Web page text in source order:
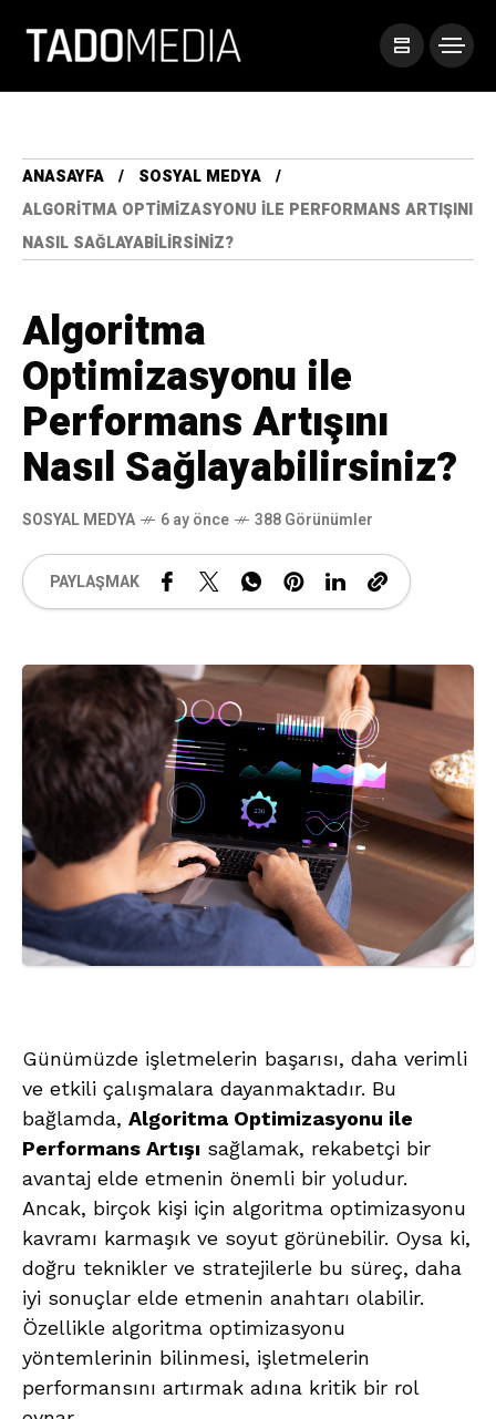
ANASAYFA
SOSYAL MEDYA
ALGORITMA OPTIMIZASYONU ILE PERFORMANS ARTIŞINI
NASIL SAĞLAYABILIRSINIZ?
Algoritma
Optimizasyonu ile
Performans Artışını
Nasıl Sağlayabilirsiniz?
SOSYAL MEDYA 6 ay önce 388 Görünümler
PAYLAŞMAK
Günümüzde işletmelerin başarısı, daha verimli
ve etkili çalışmalara dayanmaktadır. Bu
bağlamda, Algoritma Optimizasyonu ile
Performans Artışı sağlamak, rekabetçi bir
avantaj elde etmenin önemli bir yoludur.
Ancak, birçok kişi için algoritma optimizasyonu
kavramı karmaşık ve soyut görünebilir. Oysa ki,
doğru teknikler ve stratejilerle bu süreç, daha
iyi sonuçlar elde etmenin anahtarı olabilir.
Özellikle algoritma optimizasyonu
yöntemlerinin bilinmesi, işletmelerin
performansını artırmak adına kritik bir rol